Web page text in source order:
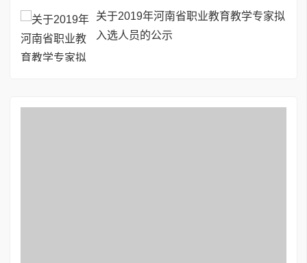
关于2019年河南省职业教育教学专家拟
入选人员的公示